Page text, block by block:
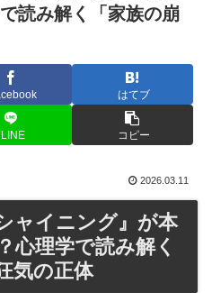
読み解く「家族の崩
はてブ
LINE コピー
2026.03.11
ャイニング』が本
心理学で読み解く
気の正体